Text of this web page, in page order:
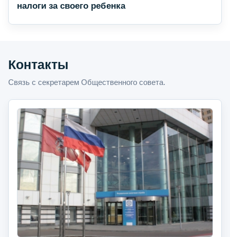
налоги за своего ребенка
Контакты
Связь с секретарем Общественного совета.